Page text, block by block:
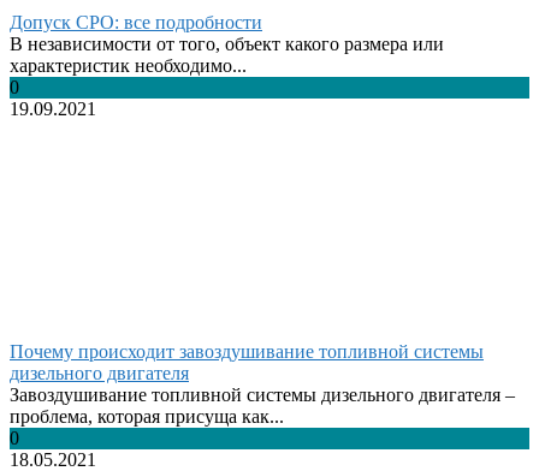
Допуск СРО: все подробности
В независимости от того, объект какого размера или
характеристик необходимо...
0
19.09.2021
Почему происходит завоздушивание топливной системы
дизельного двигателя
Завоздушивание топливной системы дизельного двигателя –
проблема, которая присуща как...
0
18.05.2021